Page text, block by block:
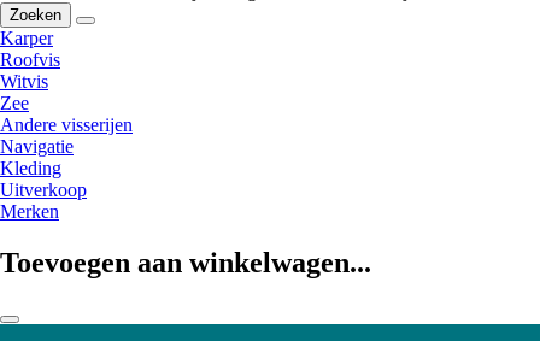
Zoeken
Karper
Roofvis
Witvis
Zee
Andere visserijen
Navigatie
Kleding
Uitverkoop
Merken
Toevoegen aan winkelwagen...